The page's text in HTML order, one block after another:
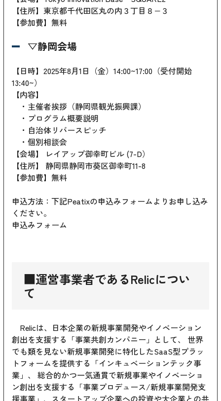
【住所】東京都千代田区丸の内３丁目８−３
【参加費】無料
▽静岡会場
【日時】2025年8月1日（金）14:00~17:00（受付開始
13:40~）
【内容】
・主催者挨拶（静岡県観光振興課）
・プログラム概要説明
・自治体リバースピッチ
・個別相談会
【会場】 レイアップ御幸町ビル (7-D）
【住所】 静岡県静岡市葵区御幸町11-8
【参加費】無料
申込方法：下記Peatixの申込みフォームよりお申し込み
ください。
申込みフォーム
■運営事業者であるRelicについ
て
Relicは、日本企業の新規事業開発やイノベーション
創出を支援する「事業共創カンパニー」として、 世界
でも類を見ない新規事業開発に特化したSaaS型プラッ
トフォームを提供する「インキュベーションテック事
業」、 総合的かつ一気通貫で新規事業やイノベーショ
ン創出を支援する「事業プロデュース/新規事業開発支